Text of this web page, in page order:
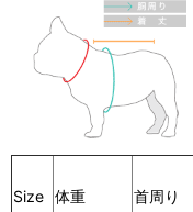
Size 体重 首周り